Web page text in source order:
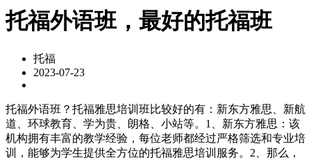
托福外语班，最好的托福班
托福
2023-07-23
托福外语班？托福雅思培训班比较好的有：新东方雅思、新航
道、环球教育、学为贵、朗格、小站等。1、新东方雅思：该
机构拥有丰富的教学经验，每位老师都经过严格筛选和专业培
训，能够为学生提供全方位的托福雅思培训服务。2、那么，